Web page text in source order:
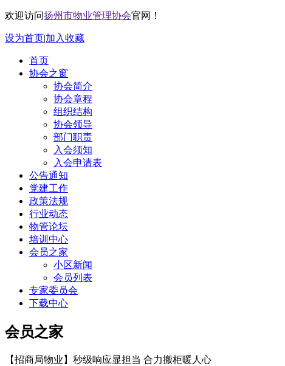
欢迎访问扬州市物业管理协会官网！
设为首页|加入收藏
首页
协会之窗
协会简介
协会章程
组织结构
协会领导
部门职责
入会须知
入会申请表
公告通知
党建工作
政策法规
行业动态
物管论坛
培训中心
会员之家
小区新闻
会员列表
专家委员会
下载中心
会员之家
【招商局物业】秒级响应显担当 合力搬柜暖人心